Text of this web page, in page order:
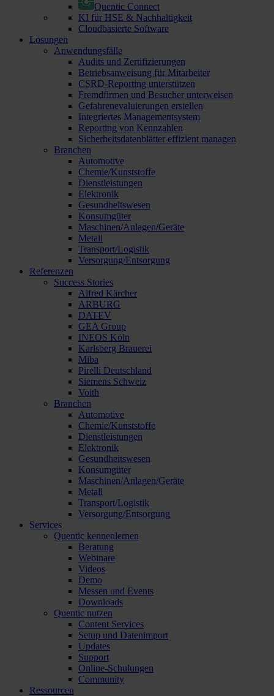
Quentic Connect
KI für HSE & Nachhaltigkeit
Cloudbasierte Software
Lösungen
Anwendungsfälle
Audits und Zertifizierungen
Betriebsanweisung für Mitarbeiter
CSRD-Reporting unterstützen
Fremdfirmen und Besucher unterweisen
Gefahrenevaluierungen erstellen
Integriertes Managementsystem
Reporting von Kennzahlen
Sicherheitsdatenblätter effizient managen
Branchen
Automotive
Chemie/Kunststoffe
Dienstleistungen
Elektronik
Gesundheitswesen
Konsumgüter
Maschinen/Anlagen/Geräte
Metall
Transport/Logistik
Versorgung/Entsorgung
Referenzen
Success Stories
Alfred Kärcher
ARBURG
DATEV
GEA Group
INEOS Köln
Karlsberg Brauerei
Miba
Pirelli Deutschland
Siemens Schweiz
Voith
Branchen
Automotive
Chemie/Kunststoffe
Dienstleistungen
Elektronik
Gesundheitswesen
Konsumgüter
Maschinen/Anlagen/Geräte
Metall
Transport/Logistik
Versorgung/Entsorgung
Services
Quentic kennenlernen
Beratung
Webinare
Videos
Demo
Messen und Events
Downloads
Quentic nutzen
Content Services
Setup und Datenimport
Updates
Support
Online-Schulungen
Community
Ressourcen